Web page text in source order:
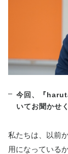
今回、『
いてお聞かせ
私たちは、以前
用になっている